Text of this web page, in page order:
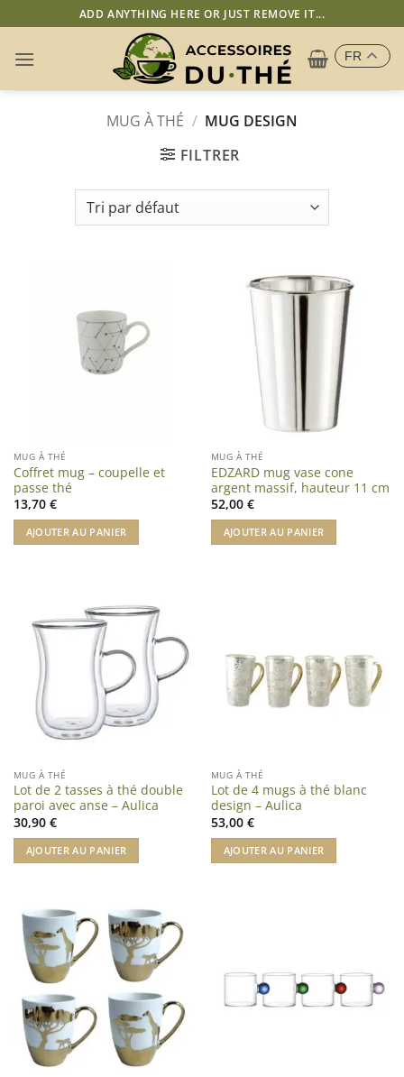
au
contenu
ADD ANYTHING HERE OR JUST REMOVE IT...
FR
MUG À THÉ / MUG DESIGN
FILTRER
MUG À THÉ
Coffret mug – coupelle et
passe thé
13,70 €
AJOUTER AU PANIER
MUG À THÉ
EDZARD mug vase cone
argent massif, hauteur 11 cm
52,00 €
AJOUTER AU PANIER
MUG À THÉ
Lot de 2 tasses à thé double
paroi avec anse – Aulica
30,90 €
AJOUTER AU PANIER
MUG À THÉ
Lot de 4 mugs à thé blanc
design – Aulica
53,00 €
AJOUTER AU PANIER